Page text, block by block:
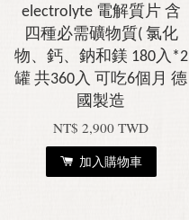
electrolyte 電解質片 含
四種必需礦物質( 氯化
物、鈣、鈉和鎂 180入*2
罐 共360入 可吃6個月 德
國製造
NT$ 2,900 TWD
加入購物車